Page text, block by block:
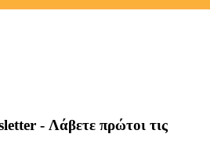
- Λάβετε πρώτοι τις